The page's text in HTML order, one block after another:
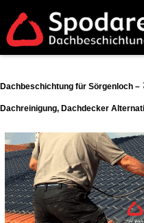
Dachbeschichtung für Sörgenloch
Dachreinigung, Dachdecker